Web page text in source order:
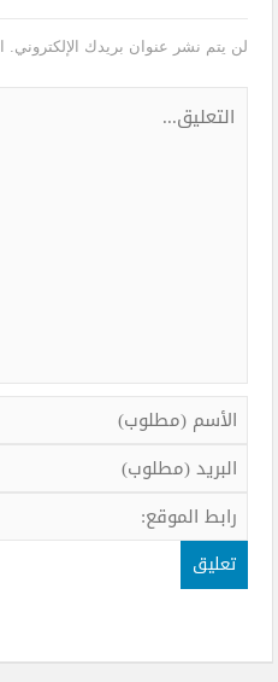
لن يتم نشر عنوان بريدك الإلكتروني.